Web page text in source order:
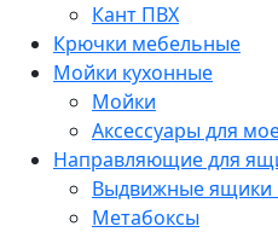
Кант ПВХ
Крючки мебельные
Мойки кухонные
Мойки
Аксессуары для
Направляющие для
Выдвижные ящики
Метабоксы